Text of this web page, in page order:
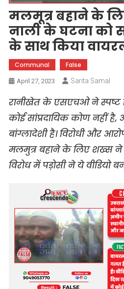
मलमूत्र बहाने के
नाली के घटना को
के साथ किया
Communal False
April 27, 2023 Sarita Samal
रानीखेत के एसएचओ ने स्पष्ट
कोई सांप्रदायिक कोण नहीं
बांग्लादेशी है। विरोधी और
मलमुत्र बहाने के लिए शख्स ने
विरोध में पड़ोसी ने ये वीडियो